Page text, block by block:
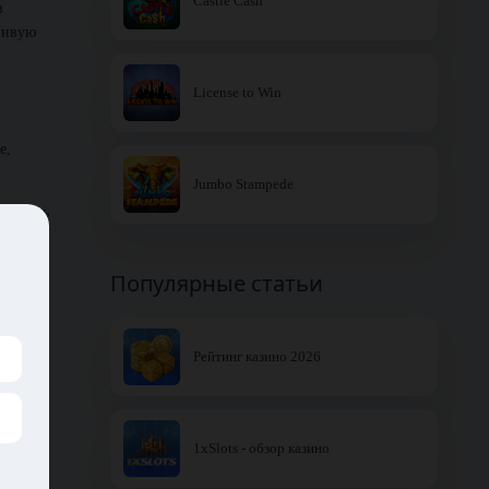
без
License to Win
Jumbo Stampede
Популярные статьи
Рейтинг казино 2026
1xSlots - обзор казино